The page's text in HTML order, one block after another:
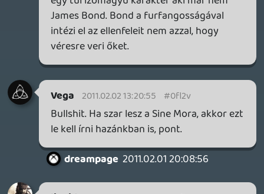
A James Bond franchise már senkit sem
érdekel???!!!! Az utolsó két rész anyagilag
a legsikeresebb a szériában, világszinten
több, mint 570 millió USD-t termelve
részenként, szóval én azért annyira nem
temetném. Plusz a Casino Royal messze a
abban Daniel Craig van? Hát igy jártunk.
rozsomak96 2011.02.01 22:15:43 #0fl2n